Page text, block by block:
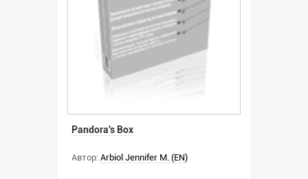
Pandora's Box
Автор: Arbiol Jennifer M. (EN)